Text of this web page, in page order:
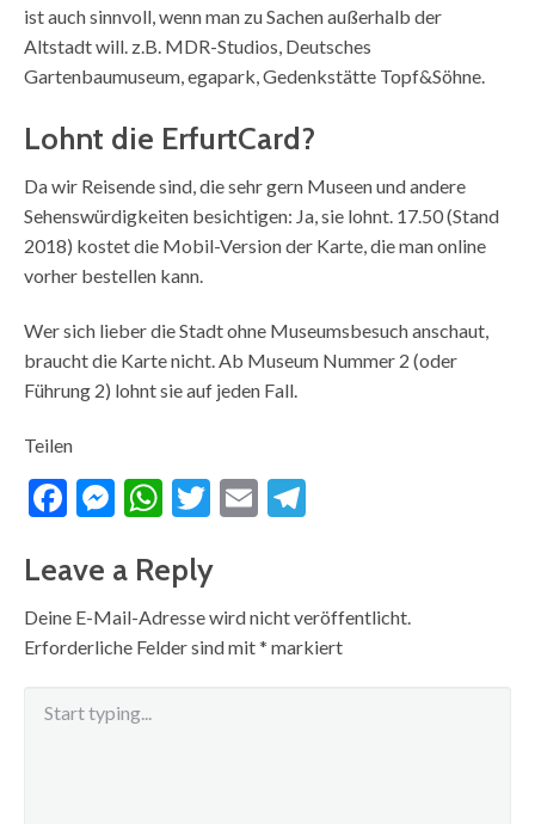
ist auch sinnvoll, wenn man zu Sachen außerhalb der
Altstadt will. z.B. MDR-Studios, Deutsches
Gartenbaumuseum, egapark, Gedenkstätte Topf&Söhne.
Lohnt die ErfurtCard?
Da wir Reisende sind, die sehr gern Museen und andere
Sehenswürdigkeiten besichtigen: Ja, sie lohnt. 17.50 (Stand
2018) kostet die Mobil-Version der Karte, die man online
vorher bestellen kann.
Wer sich lieber die Stadt ohne Museumsbesuch anschaut,
braucht die Karte nicht. Ab Museum Nummer 2 (oder
Führung 2) lohnt sie auf jeden Fall.
Teilen
Facebook
Messenger
WhatsApp
Twitter
Email
Leave a Reply
Deine E-Mail-Adresse wird nicht veröffentlicht.
Erforderliche Felder sind mit* markiert